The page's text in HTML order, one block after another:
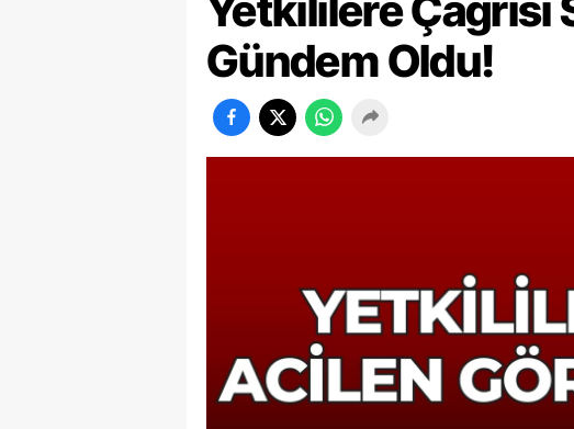
Gündem Oldu!